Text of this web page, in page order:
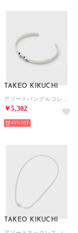
TAKEO KIKUCHI
￥5,302
40%
TAKEO KIKUCHI